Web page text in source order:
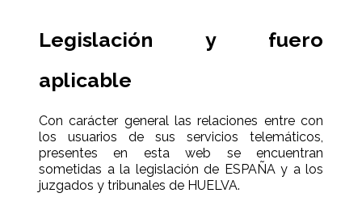
Legislación y fuero
aplicable
Con carácter general las relaciones entre con
los usuarios de sus servicios telemáticos,
presentes en esta web se encuentran
sometidas a la legislación de ESPAÑA y a los
juzgados y tribunales de HUELVA.